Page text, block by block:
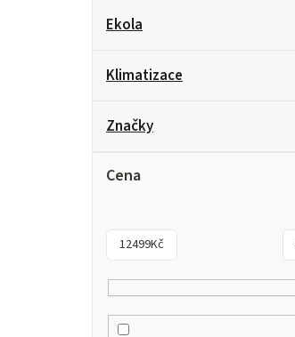
Ekola
Klimatizace
Značky
Cena
12499Kč